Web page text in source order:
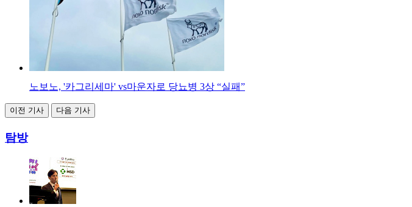
노보노, '카그리세마' vs마운자로 당뇨병 3상 “실패”
이전 기사 다음 기사
탐방